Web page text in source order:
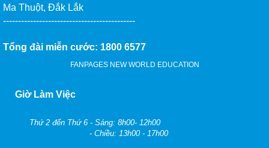
Ma Thuột, Đắk Lắk
--------------------------------------------
Tổng đài miễn cước: 1800 6577
FANPAGES NEW WORLD EDUCATION
Giờ Làm Việc
Thứ 2 đến Thứ 6 - Sáng: 8h00- 12h00
- Chiều: 13h00 - 17h00